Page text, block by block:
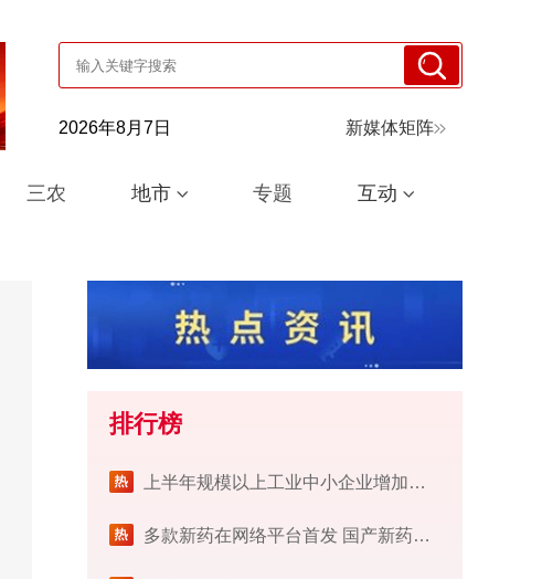
2026年8月7日 新媒体矩阵
三农 地市 专题 互动
排行榜
上半年规模以上工业中小企业增加值同比增长5.8%
多款新药在网络平台首发 国产新药为何被全球“扫货”